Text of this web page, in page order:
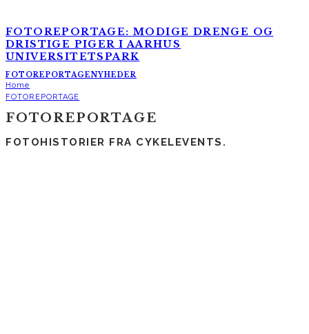
FOTOREPORTAGE: MODIGE DRENGE OG
DRISTIGE PIGER I AARHUS
UNIVERSITETSPARK
FOTOREPORTAGENYHEDER
Home
FOTOREPORTAGE
FOTOREPORTAGE
FOTOHISTORIER FRA CYKELEVENTS.